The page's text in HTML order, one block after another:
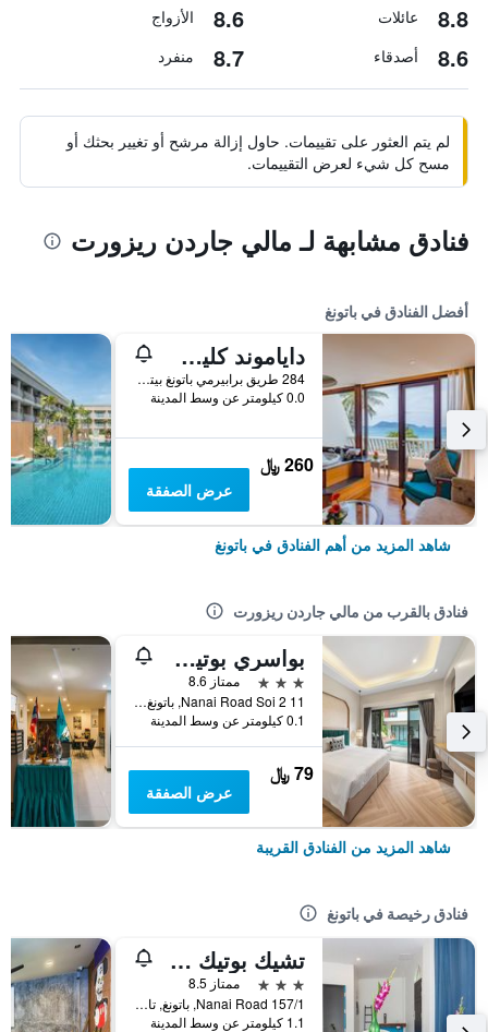
8.8 عائلات 8.6 الأزواج
8.6 أصدقاء 8.7 منفرد
لم يتم العثور على تقييمات. حاول إزالة مرشح أو تغيير بحثك أو
مسح كل شيء لعرض التقييمات.
فنادق مشابهة لـ مالي جاردن ريزورت
أفضل الفنادق في باتونغ
داياموند كليف ريزورت آند سبا، باتونج بيتش
284 طريق برابيرمي باتونغ بيتش, باتونغ, تايلاند
0.0 كيلومتر عن وسط المدينة
260 ﷼
عرض الصفقة
شاهد المزيد من أهم الفنادق في باتونغ
فنادق بالقرب من مالي جاردن ريزورت
بواسري بوتيك باتونج
3 نجوم
ممتاز 8.6
11 Nanai Road Soi 2, باتونغ, تايلاند
0.1 كيلومتر عن وسط المدينة
79 ﷼
عرض الصفقة
شاهد المزيد من الفنادق القريبة
فنادق رخيصة في باتونغ
تشيك بوتيك هوتل باتونج
3 نجوم
ممتاز 8.5
157/1 Nanai Road, باتونغ, تايلاند
1.1 كيلومتر عن وسط المدينة